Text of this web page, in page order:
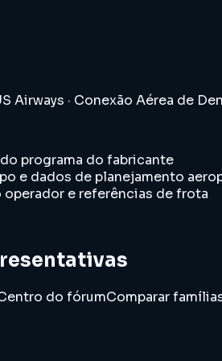
Airways · Conexão Aérea de
programa do fabricante
e dados de planejamento
e referências de frota
do fórumComparar